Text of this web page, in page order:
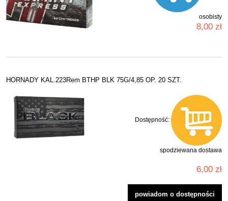
osobisty
8,00 zł
HORNADY KAL.223Rem BTHP BLK 75G/4,85 OP. 20 SZT.
Dostępność:
spodziewana dostawa
6,00 zł
powiadom o dostępności